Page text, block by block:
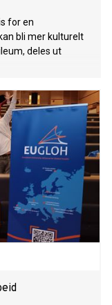
for en
bli mer kulturelt
deles ut